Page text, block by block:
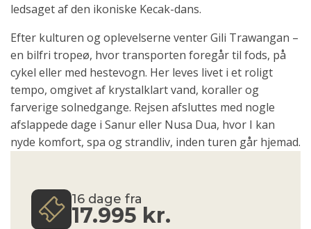
ledsaget af den ikoniske Kecak-dans.
Efter kulturen og oplevelserne venter Gili Trawangan –
en bilfri tropeø, hvor transporten foregår til fods, på
cykel eller med hestevogn. Her leves livet i et roligt
tempo, omgivet af krystalklart vand, koraller og
farverige solnedgange. Rejsen afsluttes med nogle
afslappede dage i Sanur eller Nusa Dua, hvor I kan
nyde komfort, spa og strandliv, inden turen går hjemad.
16 dage fra
17.995 kr.